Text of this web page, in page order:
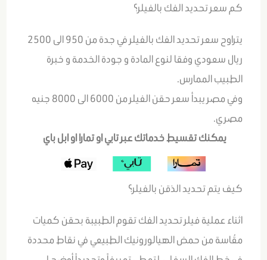
كم سعر تحديد الفك بالفيلر؟
يتراوح سعر تحديد الفك بالفيلر في جدة من 950 الى 2500
ريال سعودي وفقا لنوع المادة و جودة الخدمة و خبرة
الطبيب الممارس.
وفي مصر يبدأ سعر حقن الفيلر من 6000 الى 8000 جنيه
مصري.
يمكنك تقسيط خدماتك عبر تابي او تمارا او ابل باي
كيف يتم تحديد الذقن بالفيلر؟
اثناء عملية فيلر تحديد الفك تقوم الطبيبة بحقن كميات
مقُاسة من حمض الهيالورونيك الطبيعي في نقاط محددة